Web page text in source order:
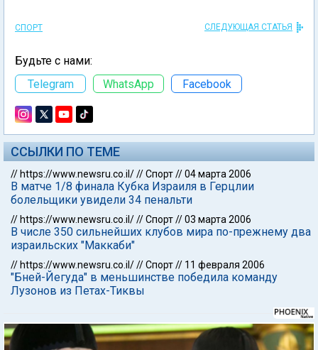
СПОРТ СЛЕДУЮЩАЯ СТАТЬЯ
Будьте с нами:
Telegram
WhatsApp Facebook
ССЫЛКИ ПО ТЕМЕ
// https://www.newsru.co.il///Спорт//04 марта 2006
В матче 1/8 финала Кубка Израиля в Герцлии
болельщики увидели 34 пенальти
// https://www.newsru.co.il///Спорт//03 марта 2006
В числе 350 сильнейших клубов мира по-прежнему два
израильских "Маккаби"
// https://www.newsru.co.il///Спорт// 11 февраля 2006
"Бней-Йегуда" в меньшинстве победила команду
Лузонов из Петах-Тиквы